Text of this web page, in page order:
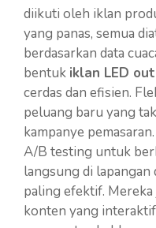
diikuti oleh iklan
yang panas, semua
berdasarkan data
bentuk iklan LED
cerdas dan efisien.
peluang baru yang
kampanye
A/B testing untuk
langsung di lapangan
paling efektif.
konten yang